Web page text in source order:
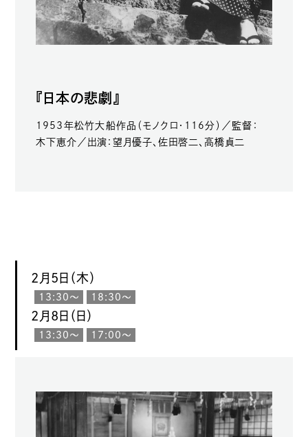
『日本の悲劇』
1953年松竹大船作品（モノクロ・116分）／監督：
木下恵介／出演：望月優子、佐田啓二、高橋貞二
2月5日（木）
13:30〜 18:30〜
2月8日（日）
13:30〜 17:00〜